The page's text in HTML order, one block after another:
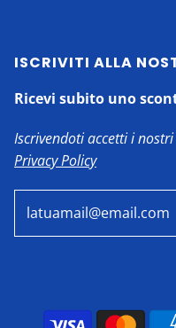
ISCRIVITI ALLA
Ricevi subito uno
Iscrivendoti accetti i
Privacy Policy